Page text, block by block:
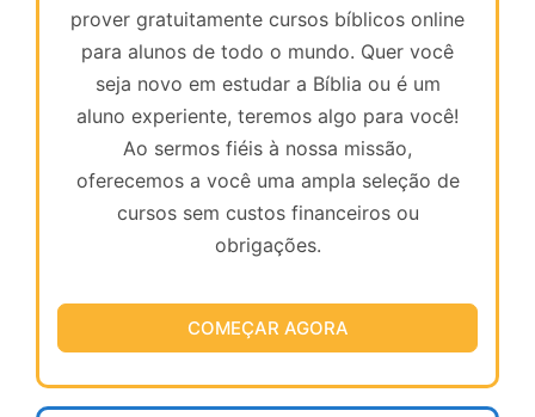
prover gratuitamente cursos bíblicos online
para alunos de todo o mundo. Quer você
seja novo em estudar a Bíblia ou é um
aluno experiente, teremos algo para você!
Ao sermos fiéis à nossa missão,
oferecemos a você uma ampla seleção de
cursos sem custos financeiros ou
obrigações.
COMEÇAR AGORA